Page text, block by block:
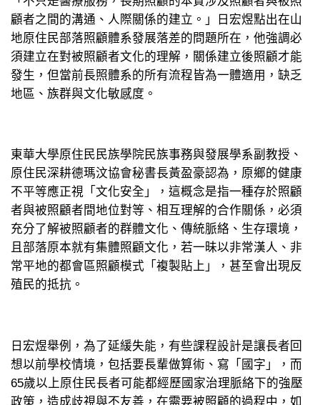
顧者之間的溝通、人際關係的建立。」日宏煜點出在山
地原住民部落照顧體系發展落差的問題所在，他強調必
須建立在對被照顧者文化的理解，關係建立後照顧才能
發生，但當前長照體系的所有流程皆為一體適用，缺乏
地區、族群與文化敏感度。
東華大學原住民民族學院民族事務與發展學系副教授、
原住民深耕德瑪汶協會秘書長黃盈豪認為，原鄉的健康
不平等應正視「文化安全」，這概念是指一種存於照顧
者與被照顧者間地位對等、相互理解的合作關係，必須
充分了解被照顧者的群體文化、傳統脈絡、生存環境，
且部落原本就有集體照顧文化，若一昧以非常漢人、非
常平地的都會區照顧模式「複製貼上」，甚至會出現反
殖民的抵抗。
日宏煜舉例，為了延緩失能，有些課程設計是讓長者回
想以前學校情境，包括要長輩做算術、寫「國字」，而
65歲以上原住民長者可能都經歷國家治理脈絡下的強壓
政策，造成歧視與不友善，在需要被照顧的過程中，如